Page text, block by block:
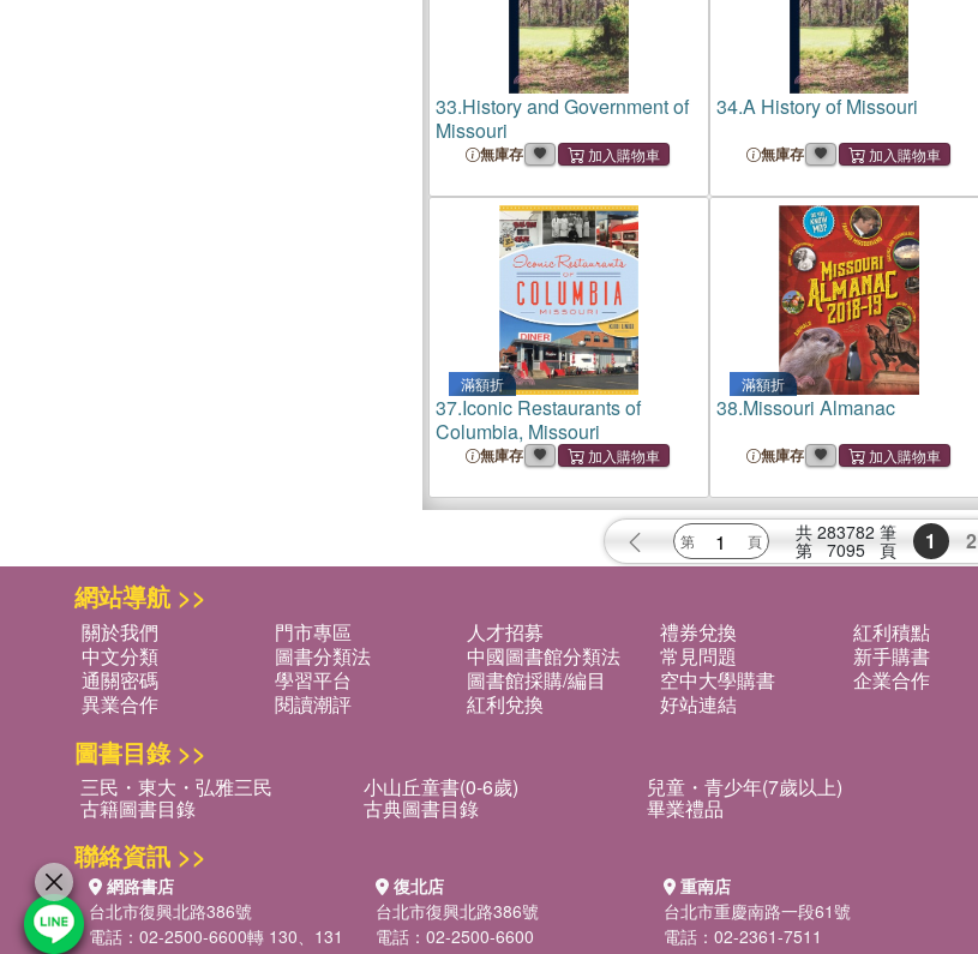
33.History and Government of
Missouri
無庫存
34.A History of Missouri
無庫存
滿額折
37.Iconic Restaurants of
Columbia, Missouri
無庫存
滿額折
38.Missouri Almanac
無庫存
共 283782 筆
第 7095 頁 1 2
網站導航 >>
關於我們 門市專區 人才招募 禮券兌換
紅利積點
中文分類
圖書分類法 中國圖書館分類法 常見問題
新手購書
通關密碼
學習平台 圖書館採購/編目 空中大學購書
企業合作
異業合作
閱讀潮評 紅利兌換 好站連結
圖書目錄 >>
三民・東大・弘雅三民 小山丘童書(0-6歲) 兒童・青少年(7歲以上)
古籍圖書目錄 古典圖書目錄 畢業禮品
聯絡資訊 >>
網路書店
台北市復興北路386號
電話：02-2500-6600轉 130、131
復北店
台北市復興北路386號
電話：02-2500-6600
重南店
台北市重慶南路一段61號
電話：02-2361-7511